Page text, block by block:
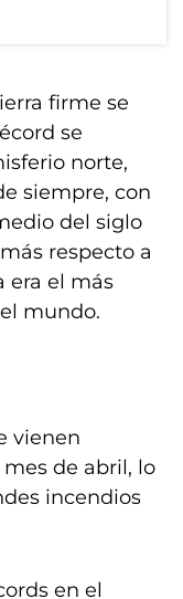
firme se
se
norte,
siempre, con
del siglo
respecto a
era el más
mundo.
vienen
de abril, lo
incendios
en el